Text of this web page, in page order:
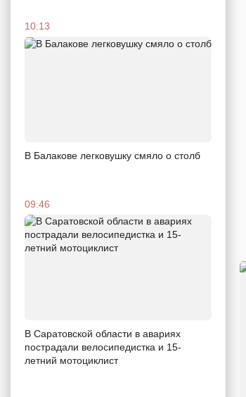
10:13
В Балакове легковушку смяло о столб
09:46
В Саратовской области в авариях
пострадали велосипедистка и 15-
летний мотоциклист